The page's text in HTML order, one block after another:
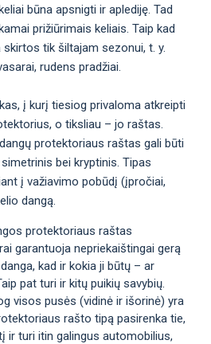
būna apsnigti ir aplediję. Tad
prižiūrimais keliais. Taip kad
tik šiltajam sezonui, t. y.
rudens pradžiai.
į kurį tiesiog privaloma atkreipti
o tiksliau – jo raštas.
protektoriaus raštas gali būti
bei kryptinis. Tipas
į važiavimo pobūdį (įpročiai,
dangą.
protektoriaus raštas
garantuoja nepriekaištingai gerą
kad ir kokia ji būtų – ar
pat turi ir kitų puikių savybių.
visos pusės (vidinė ir išorinė) yra
rašto tipą pasirenka tie,
ir turi itin galingus automobilius,